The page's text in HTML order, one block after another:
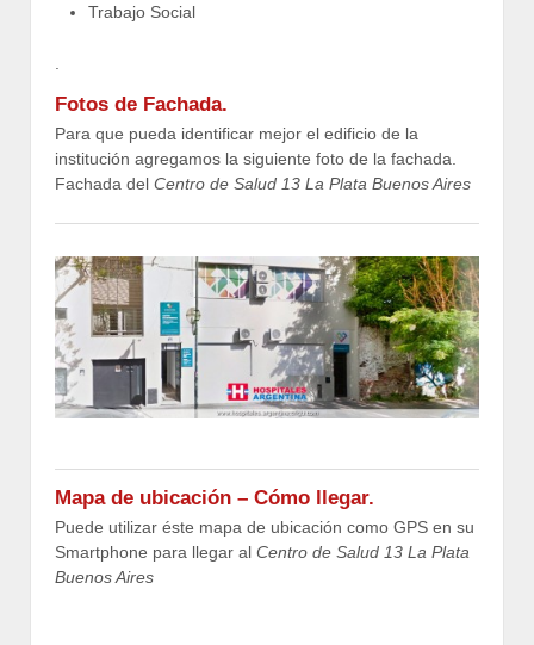
Trabajo Social
.
Fotos de Fachada.
Para que pueda identificar mejor el edificio de la
institución agregamos la siguiente foto de la fachada.
Fachada del Centro de Salud 13 La Plata Buenos Aires
Mapa de ubicación – Cómo llegar.
Puede utilizar éste mapa de ubicación como GPS en su
Smartphone para llegar al Centro de Salud 13 La Plata
Buenos Aires